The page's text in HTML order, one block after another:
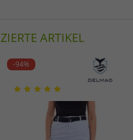
ARTIKEL
-94%